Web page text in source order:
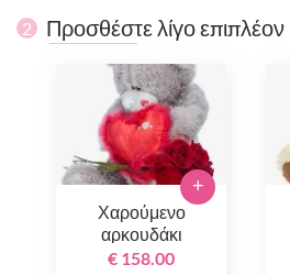
2 Προσθέστε λίγο επιπλέον
Χαρούμενο
αρκουδάκι
€ 158.00
+